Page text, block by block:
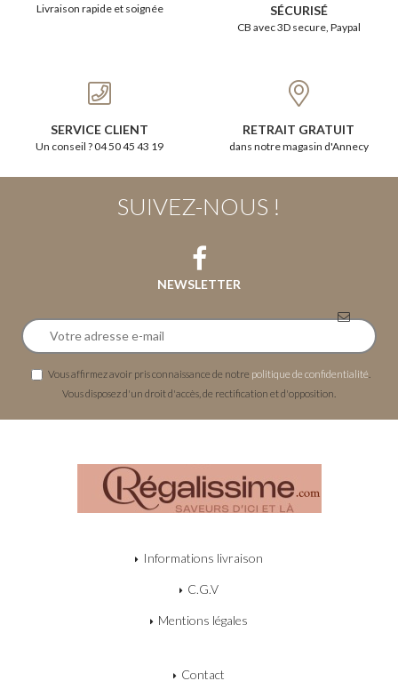
Livraison rapide et soignée
SÉCURISÉ
CB avec 3D secure, Paypal
SERVICE CLIENT
Un conseil ? 04 50 45 43 19
RETRAIT GRATUIT
dans notre magasin d'Annecy
SUIVEZ-NOUS !
NEWSLETTER
Vous affirmez avoir pris connaissance de notre politique de confidentialité
Vous disposez d'un droit d'accès, de rectification et d'opposition.
Informations livraison
C.G.V
Mentions légales
Contact